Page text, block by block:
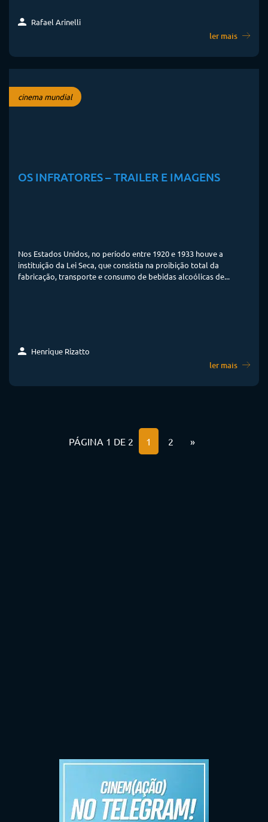
Rafael Arinelli
ler mais
cinema mundial
OS INFRATORES – TRAILER E IMAGENS
Nos Estados Unidos, no período entre 1920 e 1933 houve a
instituição da Lei Seca, que consistia na proibição total da
fabricação, transporte e consumo de bebidas alcoólicas de...
Henrique Rizatto
ler mais
PÁGINA 1 DE 2 1 2 »